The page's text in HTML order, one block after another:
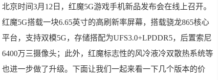
北京时间3月12日，红魔5G游戏手机新品发布会在线上召开。
红魔5G搭载一块6.65英寸的高刷新率屏幕，搭载骁龙865核心
平台，支持双模5G，存储搭配为UFS3.0+LPDDR5，后置索尼
6400万三摄像头；此外，红魔标志性的风冷液冷双散热系统等
也进一步做了升级。下面让我们一起来看一下几个版本的价